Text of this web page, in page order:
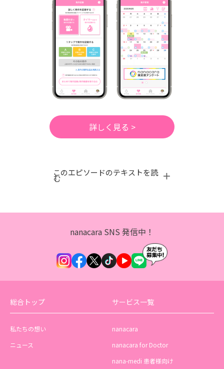
詳しく見る >
このエピソードのテキストを読
む
nanacara SNS 発信中！
総合トップ
私たちの想い
ニュース
サービス一覧
nanacara
nanacara for Doctor
nana-medi 患者様向け